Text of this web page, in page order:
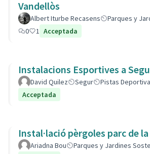
Vandellòs
Albert Iturbe Recasens
Parques y
0
1 Acceptada
Instalacions Esportives a
David Quilez Segur Pistas
Acceptada
Instal·lació pèrgoles parc de
Ariadna Bou Parques y Jardines